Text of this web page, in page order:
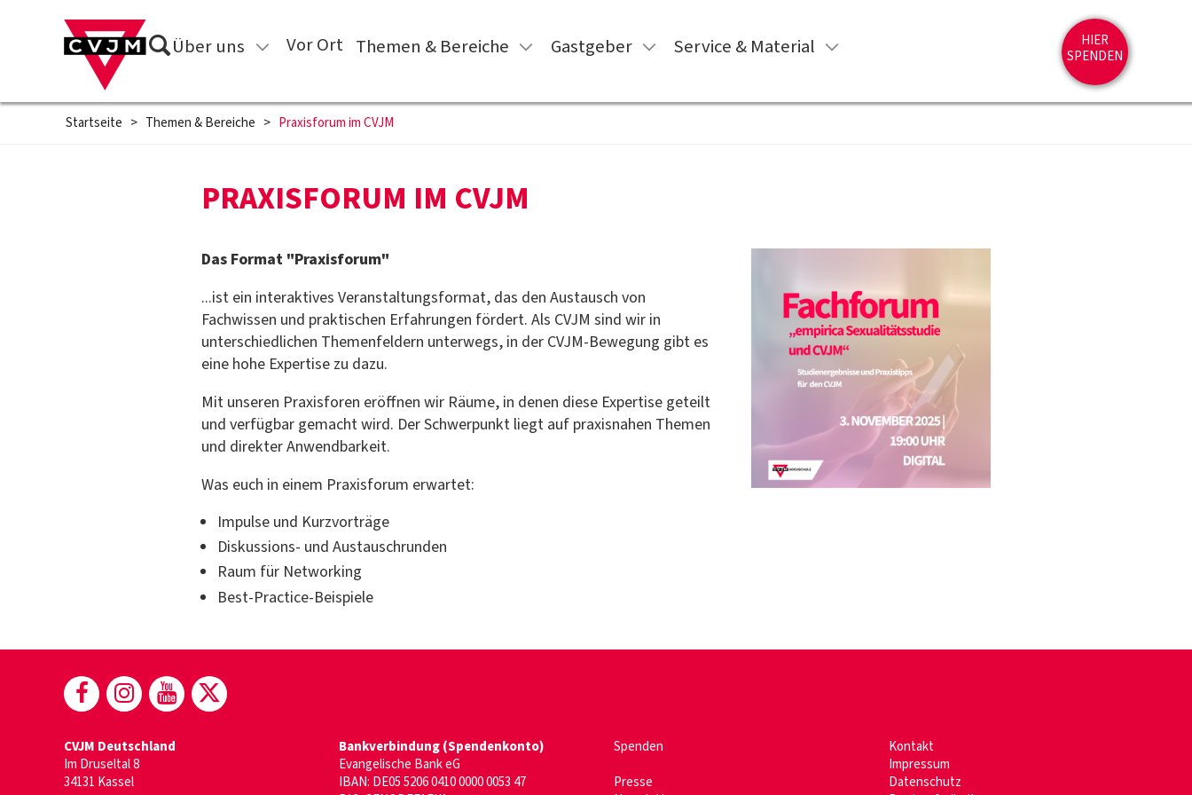
Direkt zum Inhalt springen
Suche
Über uns Vor Ort Themen & Bereiche Gastgeber Service & Material
HIER
SPENDEN
Startseite > Themen & Bereiche > Praxisforum im CVJM
PRAXISFORUM IM CVJM
Das Format "Praxisforum"
...ist ein interaktives Veranstaltungsformat, das den Austausch von
Fachwissen und praktischen Erfahrungen fördert. Als CVJM sind wir in
unterschiedlichen Themenfeldern unterwegs, in der CVJM-Bewegung gibt es
eine hohe Expertise zu dazu.
Mit unseren Praxisforen eröffnen wir Räume, in denen diese Expertise geteilt
und verfügbar gemacht wird. Der Schwerpunkt liegt auf praxisnahen Themen
und direkter Anwendbarkeit.
Was euch in einem Praxisforum erwartet:
Impulse und Kurzvorträge
Diskussions- und Austauschrunden
Raum für Networking
Best-Practice-Beispiele
(öffnet in neuem Fenster)
(öffnet in neuem Fenster)
(öffnet in neuem Fenster)
(öffnet in neuem Fenster)
CVJM Deutschland
Im Druseltal 8
34131 Kassel
Bankverbindung (Spendenkonto)
Evangelische Bank eG
IBAN: DE05 5206 0410 0000 0053 47
Spenden
Presse
Kontakt
Impressum
Datenschutz